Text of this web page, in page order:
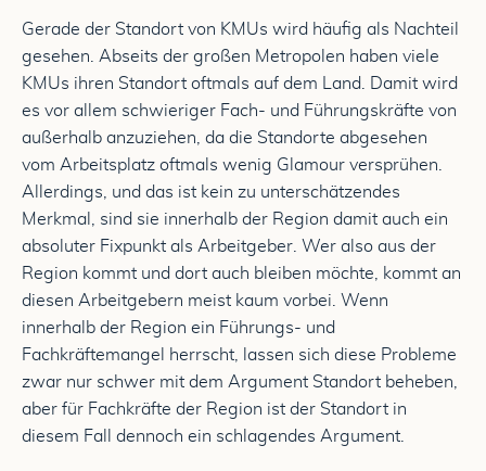
Gerade der Standort von KMUs wird häufig als Nachteil
gesehen. Abseits der großen Metropolen haben viele
KMUs ihren Standort oftmals auf dem Land. Damit wird
es vor allem schwieriger Fach- und Führungskräfte von
außerhalb anzuziehen, da die Standorte abgesehen
vom Arbeitsplatz oftmals wenig Glamour versprühen.
Allerdings, und das ist kein zu unterschätzendes
Merkmal, sind sie innerhalb der Region damit auch ein
absoluter Fixpunkt als Arbeitgeber. Wer also aus der
Region kommt und dort auch bleiben möchte, kommt an
diesen Arbeitgebern meist kaum vorbei. Wenn
innerhalb der Region ein Führungs- und
Fachkräftemangel herrscht, lassen sich diese Probleme
zwar nur schwer mit dem Argument Standort beheben,
aber für Fachkräfte der Region ist der Standort in
diesem Fall dennoch ein schlagendes Argument.